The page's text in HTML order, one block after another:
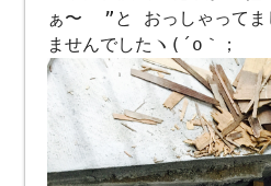
ぁ〜 ”と おっしゃってま
ませんでしたヽ(´o｀；